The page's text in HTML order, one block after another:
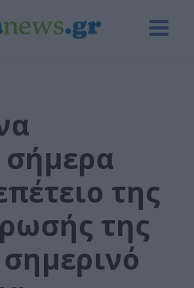
σήμερα
της
της
σημερινό